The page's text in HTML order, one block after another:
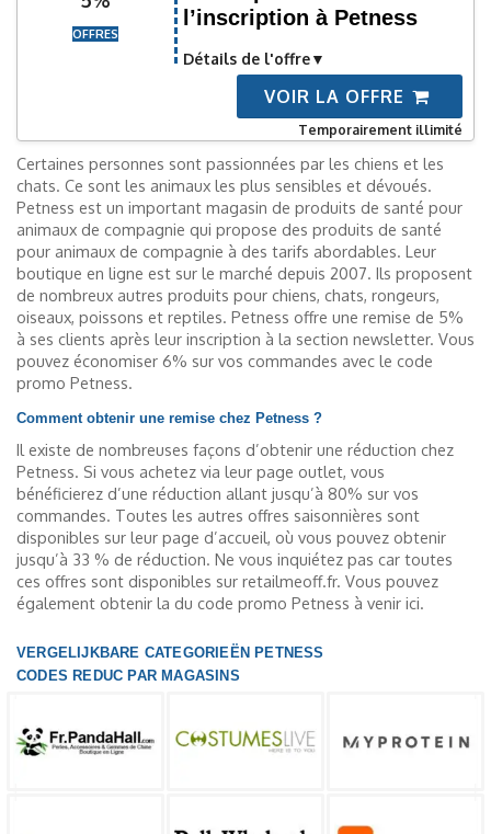
OFFRES
l’inscription à Petness
Détails de l'offre
VOIR LA OFFRE
Temporairement illimité
Certaines personnes sont passionnées par les chiens et les
chats. Ce sont les animaux les plus sensibles et dévoués.
Petness est un important magasin de produits de santé pour
animaux de compagnie qui propose des produits de santé
pour animaux de compagnie à des tarifs abordables. Leur
boutique en ligne est sur le marché depuis 2007. Ils proposent
de nombreux autres produits pour chiens, chats, rongeurs,
oiseaux, poissons et reptiles. Petness offre une remise de 5%
à ses clients après leur inscription à la section newsletter. Vous
pouvez économiser 6% sur vos commandes avec le code
promo Petness.
Comment obtenir une remise chez Petness ?
Il existe de nombreuses façons d’obtenir une réduction chez
Petness. Si vous achetez via leur page outlet, vous
bénéficierez d’une réduction allant jusqu’à 80% sur vos
commandes. Toutes les autres offres saisonnières sont
disponibles sur leur page d’accueil, où vous pouvez obtenir
jusqu’à 33 % de réduction. Ne vous inquiétez pas car toutes
ces offres sont disponibles sur retailmeoff.fr. Vous pouvez
également obtenir la du code promo Petness à venir ici.
VERGELIJKBARE CATEGORIEËN PETNESS
CODES REDUC PAR MAGASINS